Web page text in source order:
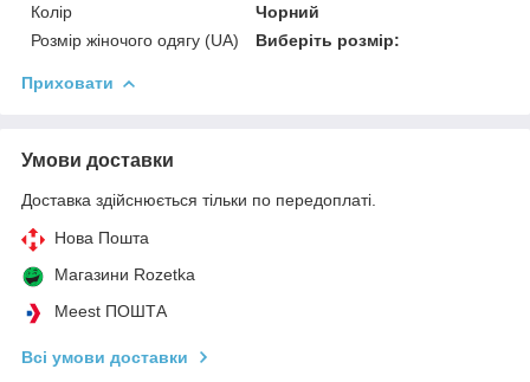
Колір
Чорний
Розмір жіночого одягу (UA)
Виберіть розмір:
Приховати
Умови доставки
Доставка здійснюється тільки по передоплаті.
Нова Пошта
Магазини Rozetka
Meest ПОШТА
Всі умови доставки